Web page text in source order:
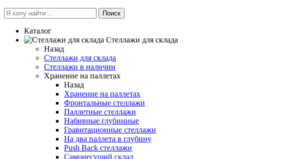
Поиск
Каталог
Cтеллажи для склада
Назад
Cтеллажи для склада
Стеллажи в наличии
Хранение на паллетах
Назад
Хранение на паллетах
Фронтальные стеллажи
Паллетные стеллажи
Набивные глубинные
Гравитационные стеллажи
На два паллета в глубину
Push Back стеллажи
Самонесущий склад